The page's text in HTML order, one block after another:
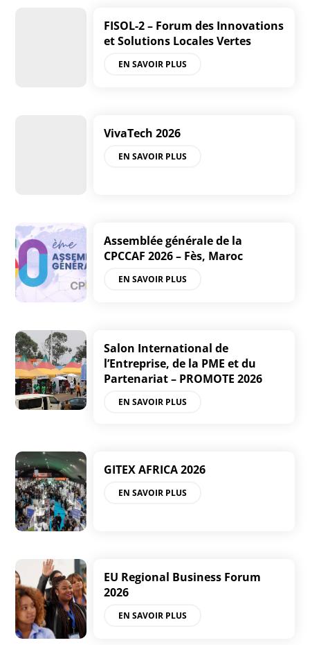
FISOL-2 – Forum des Innovations
et Solutions Locales Vertes
EN SAVOIR PLUS
VivaTech 2026
EN SAVOIR PLUS
Assemblée générale de la
CPCCAF 2026 – Fès, Maroc
EN SAVOIR PLUS
Salon International de
l’Entreprise, de la PME et du
Partenariat – PROMOTE 2026
EN SAVOIR PLUS
GITEX AFRICA 2026
EN SAVOIR PLUS
EU Regional Business Forum
2026
EN SAVOIR PLUS